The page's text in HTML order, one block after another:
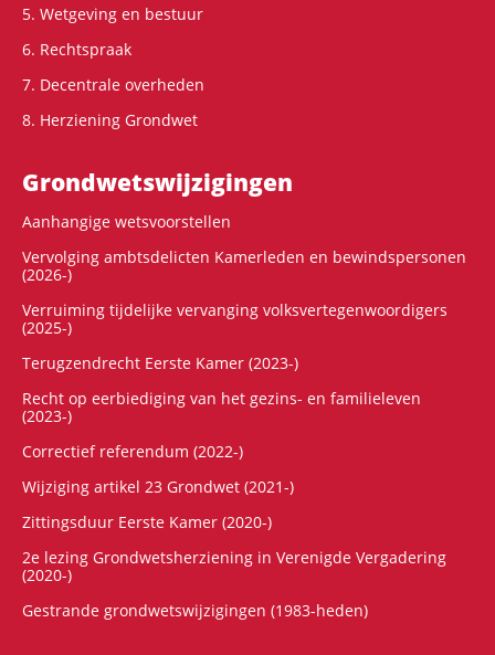
5. Wetgeving en bestuur
6. Rechtspraak
7. Decentrale overheden
8. Herziening Grondwet
Grondwets­wijzigingen
Aanhangige wetsvoorstellen
Vervolging ambtsdelicten Kamerleden en bewindspersonen
(2026-)
Verruiming tijdelijke vervanging volksvertegenwoordigers
(2025-)
Terugzendrecht Eerste Kamer (2023-)
Recht op eerbiediging van het gezins- en familieleven
(2023-)
Correctief referendum (2022-)
Wijziging artikel 23 Grondwet (2021-)
Zittingsduur Eerste Kamer (2020-)
2e lezing Grondwetsherziening in Verenigde Vergadering
(2020-)
Gestrande grondwetswijzigingen (1983-heden)